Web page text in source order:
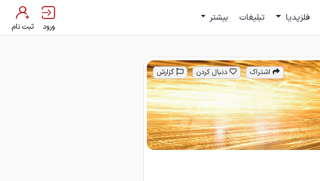
فلزپدیا تبلیغات بیشتر
ورود ثبت نام
اشتراک دنبال کردن گزارش